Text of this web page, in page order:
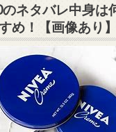
ネタバレ中身は
め！【画像あり】